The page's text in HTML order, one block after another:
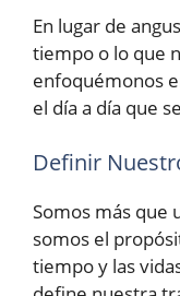
En lugar de
tiempo o lo que
enfoquémonos
el día a día que
Definir
Somos más que
somos el
tiempo y las